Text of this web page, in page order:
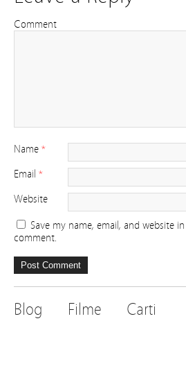
Comment
Name *
Email *
Website
Save my name, email, and website
comment.
Blog Filme Carti